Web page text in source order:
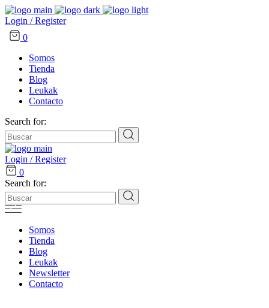
Login / Register
0
Somos
Tienda
Blog
Leukak
Contacto
Search for:
Login / Register
0
Search for:
Somos
Tienda
Blog
Leukak
Newsletter
Contacto